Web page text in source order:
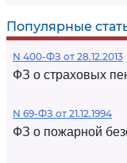
Популярные
N 400-ФЗ от 28.12.2013
ФЗ о страховых
N 69-ФЗ от 21.12.1994
ФЗ о пожарной